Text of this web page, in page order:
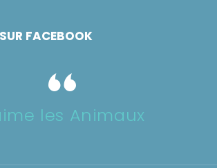
FACEBOOK
les Animaux